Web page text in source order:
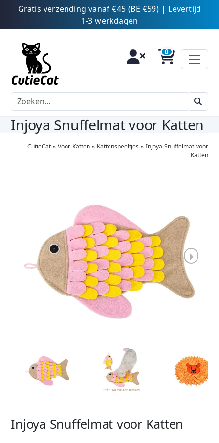
Gratis verzending vanaf €45 (BE €59) | Levertijd
1-3 werkdagen
Injoya Snuffelmat voor Katten
CutieCat» Voor Katten» Kattenspeeltjes » Injoya Snuffelmat voor
Katten
Injoya Snuffelmat voor Katten